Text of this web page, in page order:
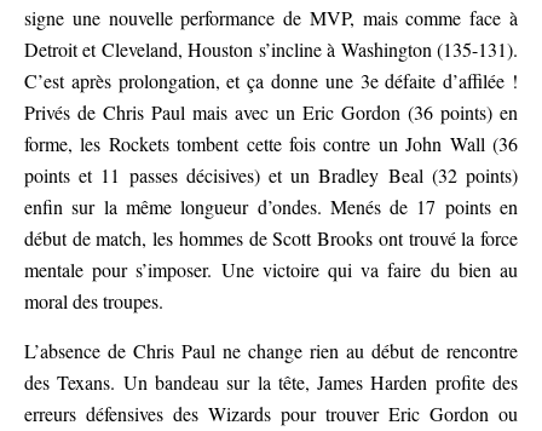
signe une nouvelle performance de MVP, mais comme face à
Detroit et Cleveland, Houston s’incline à Washington (135-131).
C’est après prolongation, et ça donne une 3e défaite d’affilée !
Privés de Chris Paul mais avec un Eric Gordon (36 points) en
forme, les Rockets tombent cette fois contre un John Wall (36
points et 11 passes décisives) et un Bradley Beal (32 points)
enfin sur la même longueur d’ondes. Menés de 17 points en
début de match, les hommes de Scott Brooks ont trouvé la force
mentale pour s’imposer. Une victoire qui va faire du bien au
moral des troupes.
L’absence de Chris Paul ne change rien au début de rencontre
des Texans. Un bandeau sur la tête, James Harden profite des
erreurs défensives des Wizards pour trouver Eric Gordon ou